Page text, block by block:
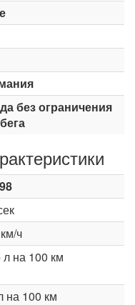
без ограничения
км/ч
л на 100 км
на 100 км